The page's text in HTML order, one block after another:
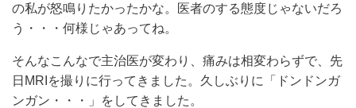
の私が怒鳴りたかったかな。医者のする態度じゃないだろ
う・・・何様じゃあってね。
そんなこんなで主治医が変わり、痛みは相変わらずで、先
日MRIを撮りに行ってきました。久しぶりに「ドンドンガ
ンガン・・・」をしてきました。